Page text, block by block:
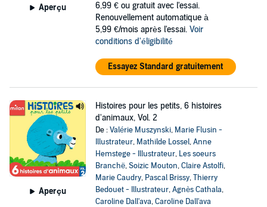
Aperçu 6,99 € ou gratuit avec l'essai.
Renouvellement automatique à
5,99 €/mois après l'essai. Voir
conditions d'éligibilité
Essayez Standard gratuitement
Aperçu
Histoires pour les petits, 6 histoires
d'animaux, Vol. 2
De :Valérie Muszynski, Marie Flusin -
Illustrateur, Mathilde Lossel,Anne
Hemstege - Illustrateur, Les soeurs
Branchë,Soizic Mouton,Claire Astolfi,
Marie Caudry, Pascal Brissy,Thierry
Bedouet - Illustrateur,Agnès Cathala,
Caroline Dall'ava,Caroline Dall'ava